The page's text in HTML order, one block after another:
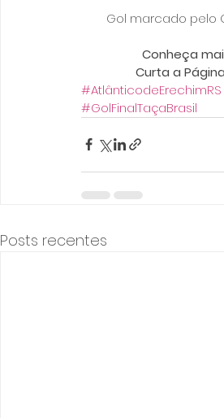
Gol marcado pelo
Conheça
Curta a
#AtlânticodeErechimRS
#GolFinalTaçaBrasil
Posts recentes